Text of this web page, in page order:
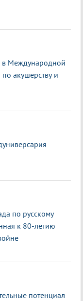
в Международной
акушерству и
по русскому
к 80-летию
потенциал